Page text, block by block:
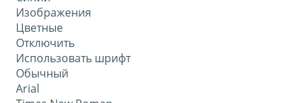
Изображения
Цветные
Отключить
Использовать шрифт
Обычный
Arial